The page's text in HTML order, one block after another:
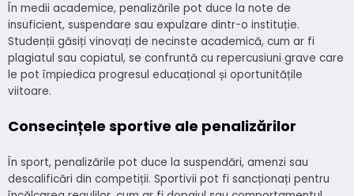
În medii academice, penalizările pot duce la note de
insuficient, suspendare sau expulzare dintr-o instituție.
Studenții găsiți vinovați de necinste academică, cum ar fi
plagiatul sau copiatul, se confruntă cu repercusiuni grave care
le pot împiedica progresul educațional și oportunitățile
viitoare.
Consecințele sportive ale penalizărilor
În sport, penalizările pot duce la suspendări, amenzi sau
descalificări din competiții. Sportivii pot fi sancționați pentru